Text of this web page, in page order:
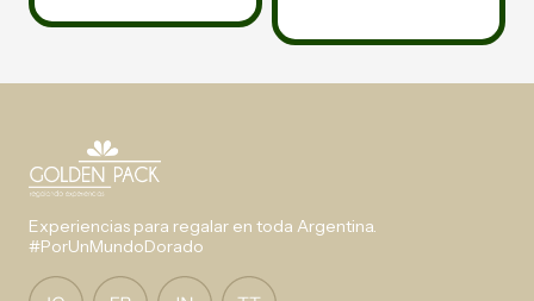
Experiencias para regalar en toda Argentina.
#PorUnMundoDorado